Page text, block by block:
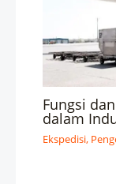
Fungsi
dalam
Ekspedisi,